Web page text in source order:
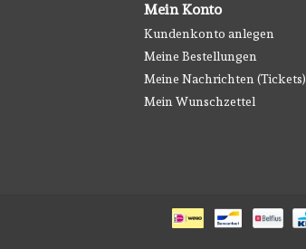
Mein Konto
Kundenkonto anlegen
Meine Bestellungen
Meine Nachrichten (Tickets)
Mein Wunschzettel